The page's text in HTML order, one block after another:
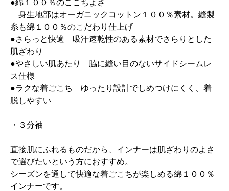
●綿１００％のここちよさ
身生地部はオーガニックコットン１００％素材。縫製
糸も綿１００％のこだわり仕上げ
●さらっと快適 吸汗速乾性のある素材でさらりとした
肌ざわり
●やさしい肌あたり 脇に縫い目のないサイドシームレ
ス仕様
●ラクな着ごこち ゆったり設計でしめつけにくく、着
脱しやすい
・３分袖
直接肌にふれるものだから、インナーは肌ざわりのよさ
で選びたいという方におすすめ。
シーズンを通して快適な着ごこちが楽しめる綿１００％
インナーです。